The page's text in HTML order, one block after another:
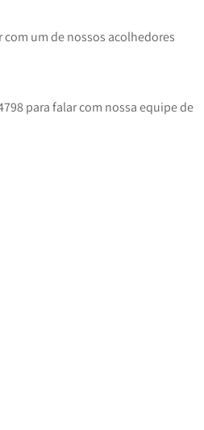
com um de nossos acolhedores
para falar com nossa equipe de